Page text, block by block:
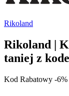
Rikoland
Rikoland |
taniej z
Kod Rabatowy -6%